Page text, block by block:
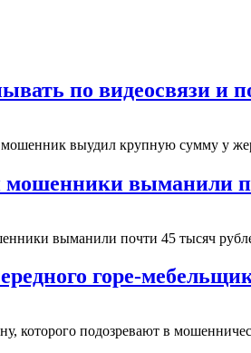
по видеосвязи и
мошенник выудил крупную сумму у
выманили
выманили почти 45 тысяч
горе-
которого подозревают в